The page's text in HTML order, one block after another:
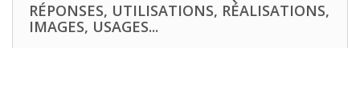
RÉPONSES, UTILISATIONS, RÉALISATIONS,
IMAGES, USAGES...